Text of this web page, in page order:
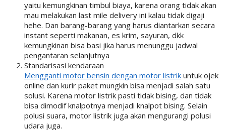
yaitu kemungkinan timbul biaya, karena orang tidak akan
mau melakukan last mile delivery ini kalau tidak digaji
hehe. Dan barang-barang yang harus diantarkan secara
instant seperti makanan, es krim, sayuran, dkk
kemungkinan bisa basi jika harus menunggu jadwal
pengantaran selanjutnya
Standarisasi kendaraan
Mengganti motor bensin dengan motor listrik untuk ojek
online dan kurir paket mungkin bisa menjadi salah satu
solusi. Karena motor listrik pasti tidak bising, dan tidak
bisa dimodif knalpotnya menjadi knalpot bising. Selain
polusi suara, motor listrik juga akan mengurangi polusi
udara juga.